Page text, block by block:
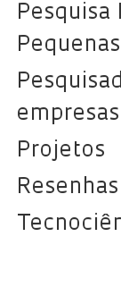
Pesquisa
empresas
Projetos
Resenhas